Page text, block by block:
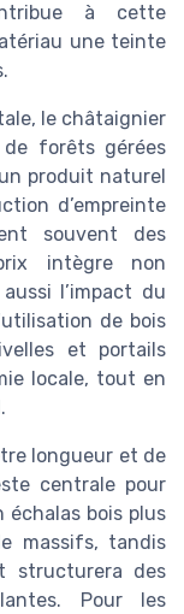
à cette
une teinte
le châtaignier
forêts gérées
produit naturel
d’empreinte
souvent des
intègre non
l’impact du
de bois
et portails
locale, tout en
longueur et de
centrale pour
échalas bois plus
massifs, tandis
structurera des
Pour les